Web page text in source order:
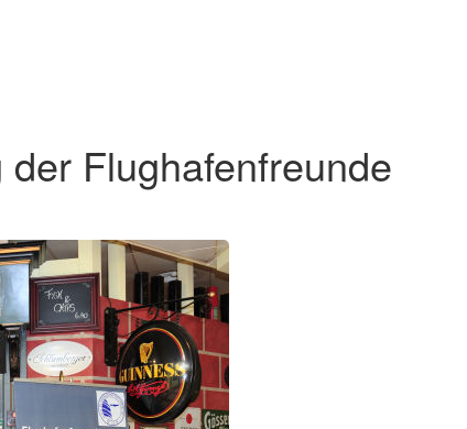
Flughafenfreunde